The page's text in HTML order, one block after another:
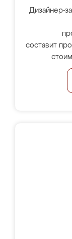
Дизайнер-
составит